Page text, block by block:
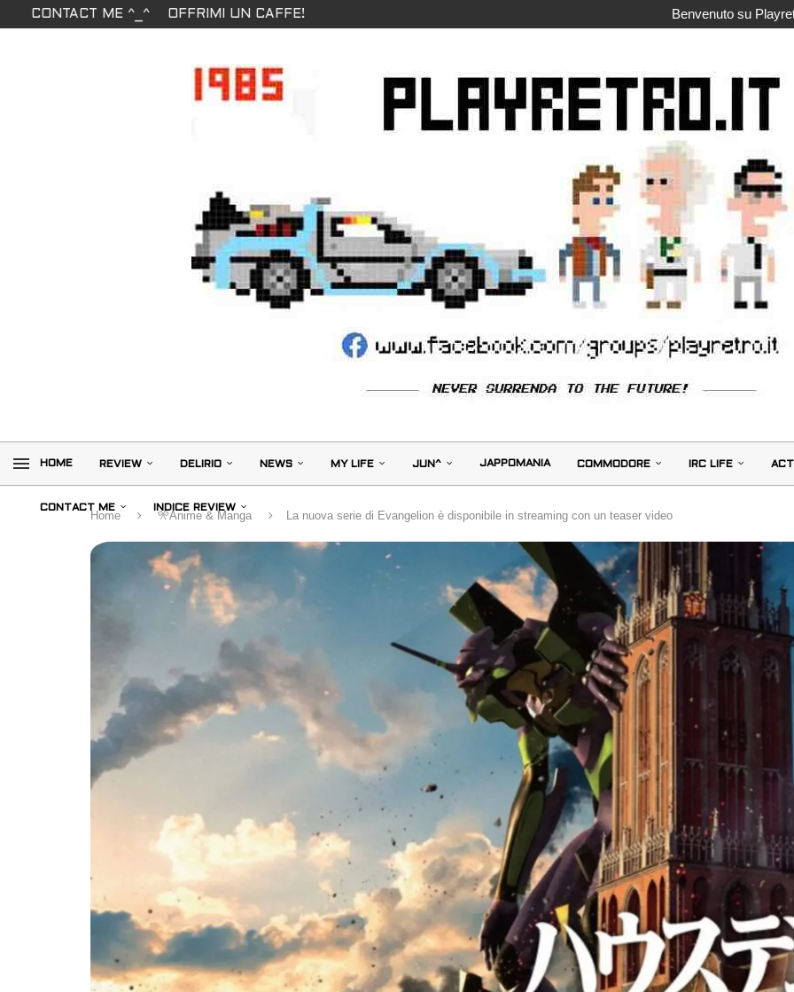
CONTACT ME ^_^ OFFRIMI UN CAFFE! Benvenuto su
HOME REVIEW DELIRIO NEWS MY LIFE JUN^ JAPPOMANIA COMMODORE IRC LIFE
CONTACT ME INDICE REVIEW
Home 🎌Anime & Manga La nuova serie di Evangelion è disponibile in streaming con un teaser video